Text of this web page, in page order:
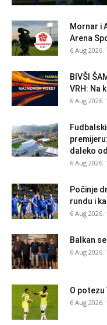
Mornar i
Arena
6 Aug 2026.
BIVŠI
VRH: Na
6 Aug 2026.
daleko
6 Aug 2026.
Počinje
rundu i
6 Aug 2026.
Balkan
6 Aug 2026.
O potezu
6 Aug 2026.